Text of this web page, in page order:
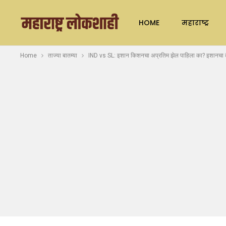
HOME महाराष्ट्र
Home ताज्या बातम्या IND vs SL: इशान किशनचा अप्रतिम झेल पाहिला का?